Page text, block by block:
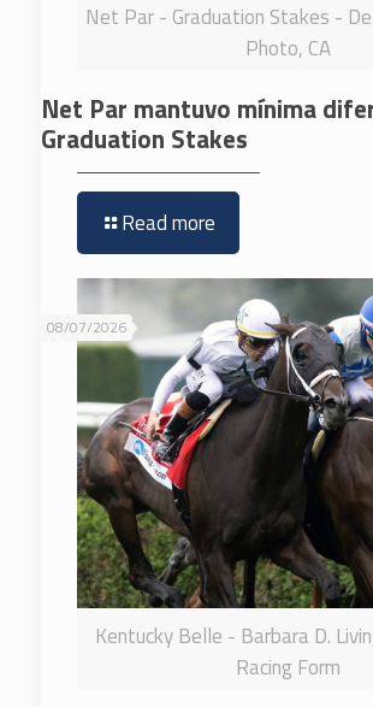
Net Par - Graduation Stakes -
Photo, CA
Net Par mantuvo mínima
Graduation Stakes
Read more
Kentucky Belle - Barbara D.
Racing Form
08/07/2026